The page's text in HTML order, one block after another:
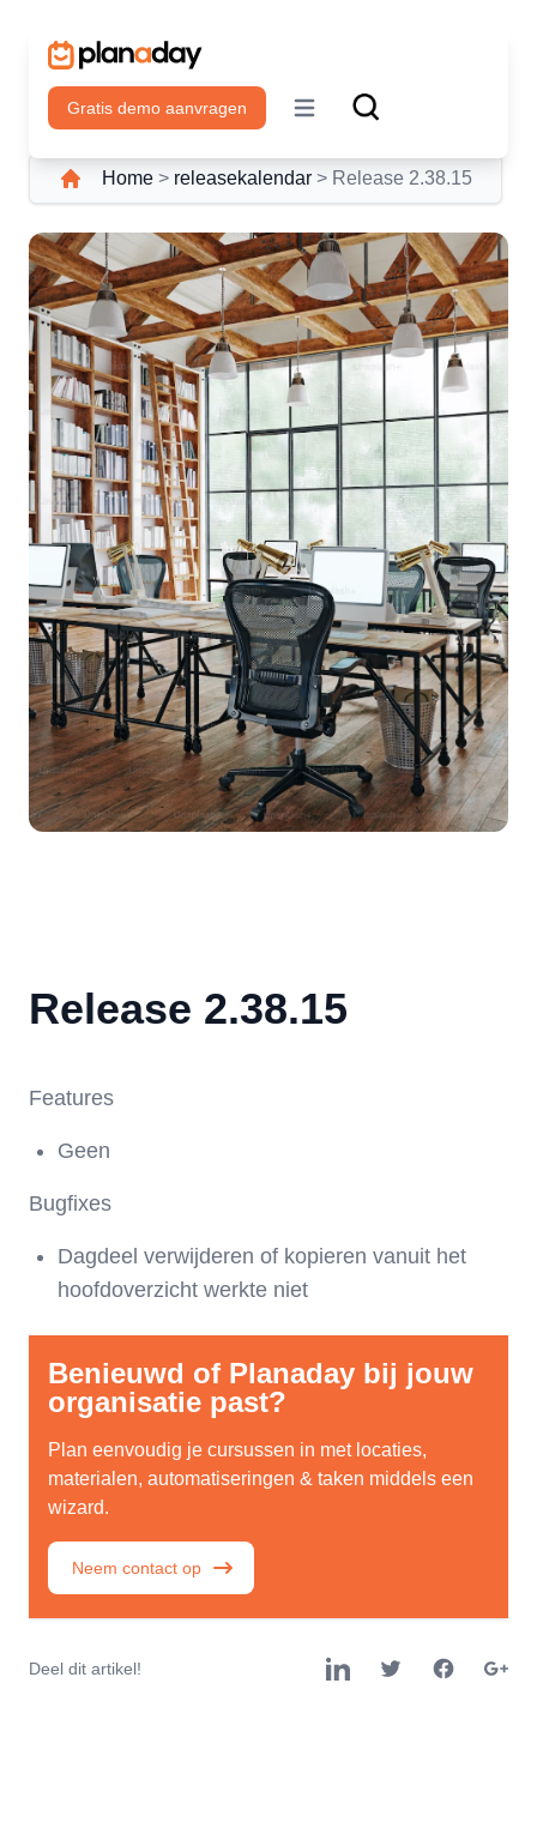
Gratis demo aanvragen
Open main menu
Home > releasekalendar > Release 2.38.15
Release 2.38.15
Features
Geen
Bugfixes
Dagdeel verwijderen of kopieren vanuit het
hoofdoverzicht werkte niet
Benieuwd of Planaday bij jouw
organisatie past?
Plan eenvoudig je cursussen in met locaties,
materialen, automatiseringen & taken middels een
wizard.
Neem contact op
Deel dit artikel!